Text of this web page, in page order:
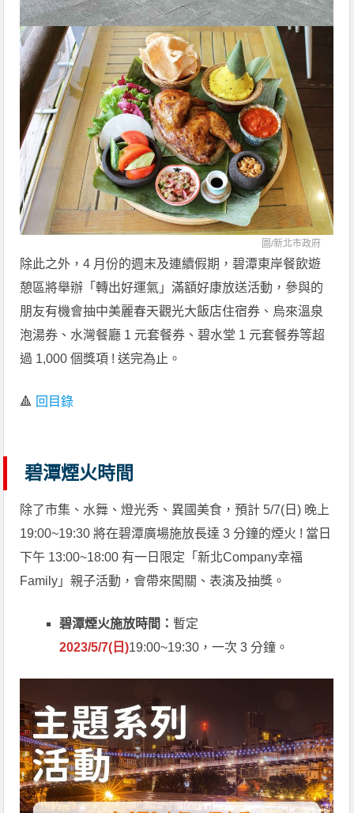
圖/新北市政府
除此之外，4 月份的週末及連續假期，碧潭東岸餐飲遊
憩區將舉辦「轉出好運氣」滿額好康放送活動，參與的
朋友有機會抽中美麗春天觀光大飯店住宿券、烏來溫泉
泡湯券、水灣餐廳 1 元套餐券、碧水堂 1 元套餐券等超
過 1,000 個獎項 ! 送完為止。
🔺 回目錄
碧潭煙火時間
除了市集、水舞、燈光秀、異國美食，預計 5/7(日) 晚上
19:00~19:30 將在碧潭廣場施放長達 3 分鐘的煙火 ! 當日
下午 13:00~18:00 有一日限定「新北Company幸福
Family」親子活動，會帶來闖關、表演及抽獎。
碧潭煙火施放時間：暫定
2023/5/7(日)19:00~19:30，一次 3 分鐘。